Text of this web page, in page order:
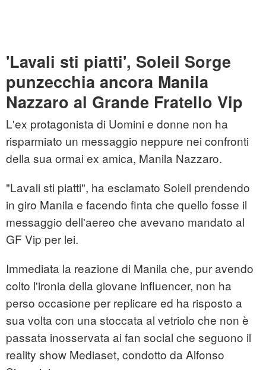
'Lavali sti piatti', Soleil Sorge
punzecchia ancora Manila
Nazzaro al Grande Fratello Vip
L'ex protagonista di Uomini e donne non ha
risparmiato un messaggio neppure nei confronti
della sua ormai ex amica, Manila Nazzaro.
"Lavali sti piatti", ha esclamato Soleil prendendo
in giro Manila e facendo finta che quello fosse il
messaggio dell'aereo che avevano mandato al
GF Vip per lei.
Immediata la reazione di Manila che, pur avendo
colto l'ironia della giovane influencer, non ha
perso occasione per replicare ed ha risposto a
sua volta con una stoccata al vetriolo che non è
passata inosservata ai fan social che seguono il
reality show Mediaset, condotto da Alfonso